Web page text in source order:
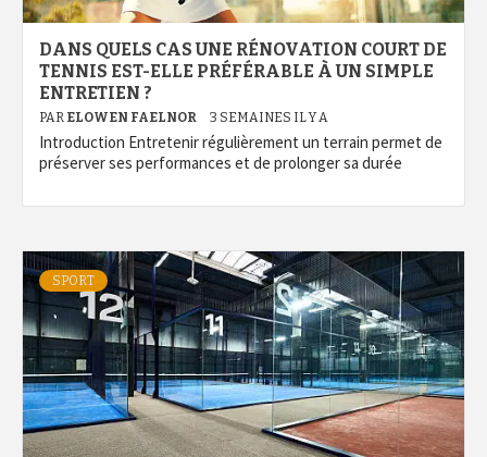
DANS QUELS CAS UNE RÉNOVATION COURT DE
TENNIS EST-ELLE PRÉFÉRABLE À UN SIMPLE
ENTRETIEN ?
PAR ELOWEN FAELNOR 3 SEMAINES IL Y A
Introduction Entretenir régulièrement un terrain permet de
préserver ses performances et de prolonger sa durée
SPORT